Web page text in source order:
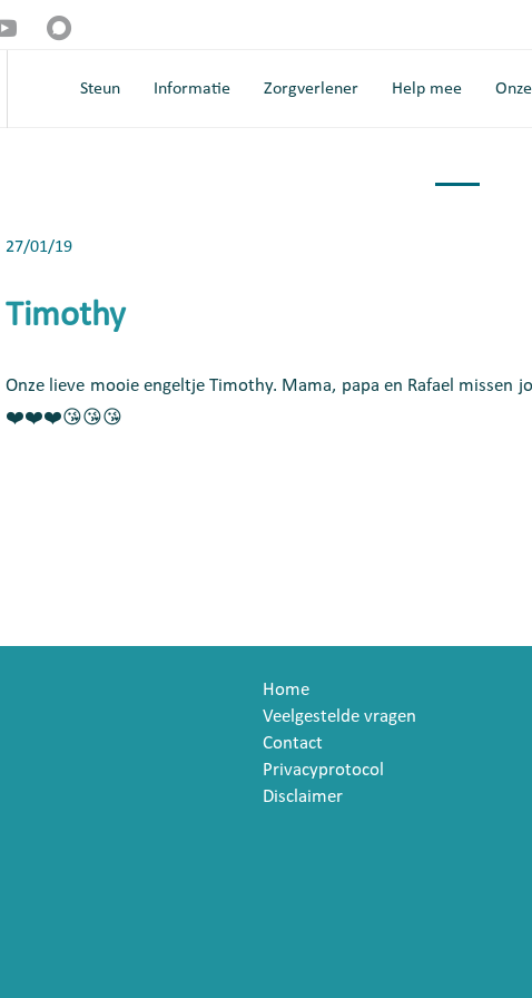
Steun Informatie Zorgverlener Help mee
27/01/19
Timothy
Onze lieve mooie engeltje Timothy. Mama, papa en Rafael missen
❤️❤️❤️😘😘😘
Home
Veelgestelde vragen
Contact
Privacyprotocol
Disclaimer